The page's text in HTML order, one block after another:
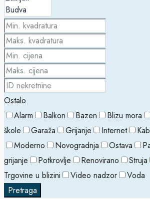
Ostalo
Alarm
Balkon Bazen Blizu mora
škole
Garaža Grijanje Internet
Moderno
Novogradnja Ostava
grijanje
Potkrovlje Renovirano Struja
Trgovine u blizini
Video nadzor
Voda
Pretraga